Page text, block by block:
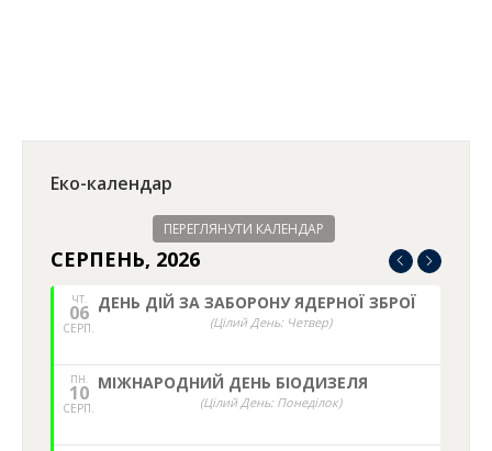
Еко-календар
ПЕРЕГЛЯНУТИ КАЛЕНДАР
СЕРПЕНЬ, 2026
ЧТ.
06
СЕРП.
ДЕНЬ ДІЙ ЗА ЗАБОРОНУ ЯДЕРНОЇ ЗБРОЇ
(Цілий День: Четвер)
ПН.
10
СЕРП.
МІЖНАРОДНИЙ ДЕНЬ БІОДИЗЕЛЯ
(Цілий День: Понеділок)